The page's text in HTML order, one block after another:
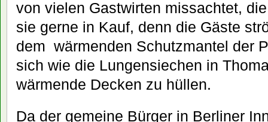
von vielen Gastwirten missachtet,
sie gerne in Kauf, denn die Gäste
dem wärmenden Schutzmantel der
sich wie die Lungensiechen in
wärmende Decken zu hüllen.
Da der gemeine Bürger in Berliner